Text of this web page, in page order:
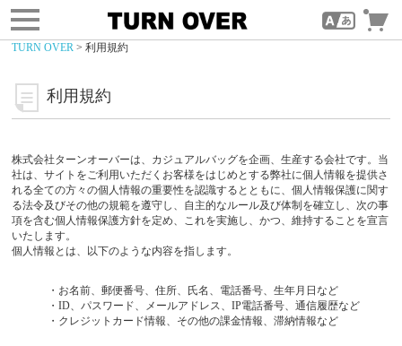
toggle
TURN OVER > 利用規約
利用規約
株式会社ターンオーバーは、カジュアルバッグを企画、生産する会社です。当
社は、サイトをご利用いただくお客様をはじめとする弊社に個人情報を提供さ
れる全ての方々の個人情報の重要性を認識するとともに、個人情報保護に関す
る法令及びその他の規範を遵守し、自主的なルール及び体制を確立し、次の事
項を含む個人情報保護方針を定め、これを実施し、かつ、維持することを宣言
いたします。
個人情報とは、以下のような内容を指します。
・お名前、郵便番号、住所、氏名、電話番号、生年月日など
・ID、パスワード、メールアドレス、IP電話番号、通信履歴など
・クレジットカード情報、その他の課金情報、滞納情報など